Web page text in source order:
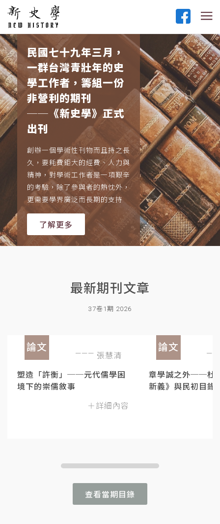
民國七十九年三月，
一群台灣青壯年的史
學工作者，籌組一份
非營利的期刊
──《新史學》正式
出刊
創辦一個學術性刊物而且持之長
久，要耗費鉅大的經費、人力與
精神，對學術工作者是一項艱辛
的考驗，除了參與者的熱忱外，
更需要學界廣泛而長期的支持
了解更多
最新期刊文章
37卷1期 2026
論文
張慧清
塑造「許衡」──元代儒學困
境下的崇儒敘事
＋詳細內容
論文
章學誠之外──杜
新義》與民初目錄
查看當期目錄